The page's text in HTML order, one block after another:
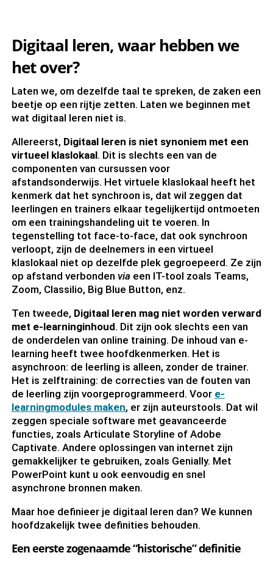
Digitaal leren, waar hebben we
het over?
Laten we, om dezelfde taal te spreken, de zaken een
beetje op een rijtje zetten. Laten we beginnen met
wat digitaal leren niet is.
Allereerst, Digitaal leren is niet synoniem met een
virtueel klaslokaal. Dit is slechts een van de
componenten van cursussen voor
afstandsonderwijs. Het virtuele klaslokaal heeft het
kenmerk dat het synchroon is, dat wil zeggen dat
leerlingen en trainers elkaar tegelijkertijd ontmoeten
om een trainingshandeling uit te voeren. In
tegenstelling tot face-to-face, dat ook synchroon
verloopt, zijn de deelnemers in een virtueel
klaslokaal niet op dezelfde plek gegroepeerd. Ze zijn
op afstand verbonden via een IT-tool zoals Teams,
Zoom, Classilio, Big Blue Button, enz.
Ten tweede, Digitaal leren mag niet worden verward
met e-learninginhoud. Dit zijn ook slechts een van
de onderdelen van online training. De inhoud van e-
learning heeft twee hoofdkenmerken. Het is
asynchroon: de leerling is alleen, zonder de trainer.
Het is zelftraining: de correcties van de fouten van
de leerling zijn voorgeprogrammeerd. Voor e-
learningmodules maken, er zijn auteurstools. Dat wil
zeggen speciale software met geavanceerde
functies, zoals Articulate Storyline of Adobe
Captivate. Andere oplossingen van internet zijn
gemakkelijker te gebruiken, zoals Genially. Met
PowerPoint kunt u ook eenvoudig en snel
asynchrone bronnen maken.
Maar hoe definieer je digitaal leren dan? We kunnen
hoofdzakelijk twee definities behouden.
Een eerste zogenaamde “historische” definitie